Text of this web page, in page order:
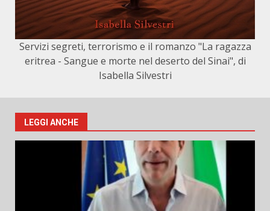
Servizi segreti, terrorismo e il romanzo "La ragazza
eritrea - Sangue e morte nel deserto del Sinai", di
Isabella Silvestri
LEGGI ANCHE